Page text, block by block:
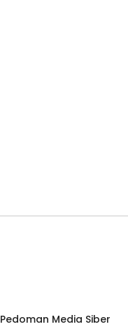
Pedoman Media Siber